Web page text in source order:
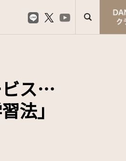
ビス…
法」